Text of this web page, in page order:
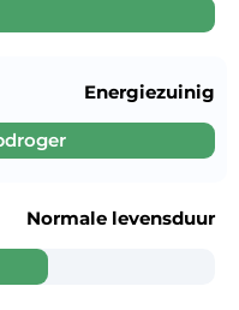
Energiezuinig
Normale levensduur